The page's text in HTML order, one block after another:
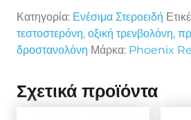
Κατηγορία: Ενέσιμα Στεροειδή
τεστοστερόνη, οξική τρενβολόνη,
δροστανολόνη Μάρκα: Phoenix
Σχετικά προϊόντα